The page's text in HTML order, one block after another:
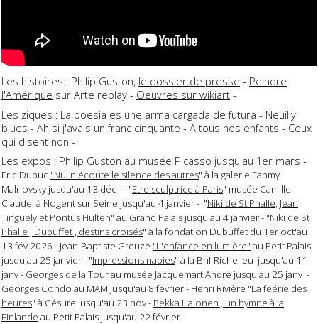
Les histoires : Philip Guston, le dossier de presse - Peindre
l'Amérique sur Arte replay - Oeuvres sur wikiart -
Les ziques : La poesia es une arma cargada de futura - Neuilly
blues - Ah si j'avais un franc cinquante - A tous nos enfants - Ceux
qui disent non -
Les expos : Philip Guston au musée Picasso jusqu'au 1er mars -
Eric Dubuc "Nul n'écoute le silence des autres" à la galerie Fahmy
Malnovsky jusqu'au 13 déc - - "Etre sculptrice à Paris" musée Camille
Claudel à Nogent sur Seine jusqu'au 4 janvier - "Niki de St Phalle, Jean
Tinguely et Pontus Hulten" au Grand Palais jusqu'au 4 janvier - "Niki de St
Phalle , Dubuffet , destins croisés" à la fondation Dubuffet du 1er oct'au
13 fév 2026 - Jean-Baptiste Greuze "L'enfance en lumière" au Petit Palais
jusqu'au 25 janvier - "Impressions nabies" à la Bnf Richelieu jusqu'au 11
janv - Georges de la Tourau musée Jacquemart André jusqu'au 25 janv -
Georges Condo au MAM jusqu'au 8 février - Henri Rivière "La féérie des
heures" à Césure jusqu'au 23 nov - Pekka Halonen , un hymne à la
Finlande au Petit Palais jusqu'au 22 février -